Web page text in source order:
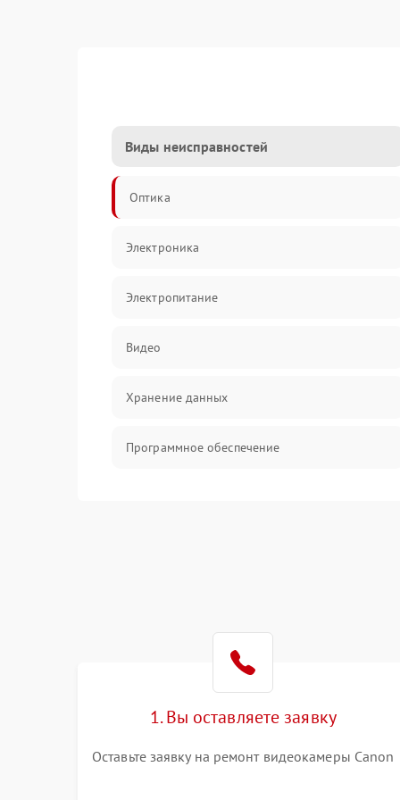
Виды неисправностей
Оптика
Электроника
Электропитание
Видео
Хранение данных
Программное обеспечение
1. Вы оставляете заявку
Оставьте заявку на ремонт видеокамеры Canon